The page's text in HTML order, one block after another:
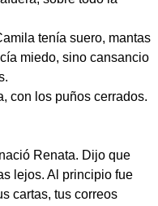
tenía suero, mantas
miedo, sino cansancio
con los puños cerrados.
Renata. Dijo que
lejos. Al principio fue
cartas, tus correos